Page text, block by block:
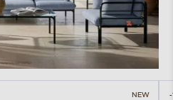
NEW -